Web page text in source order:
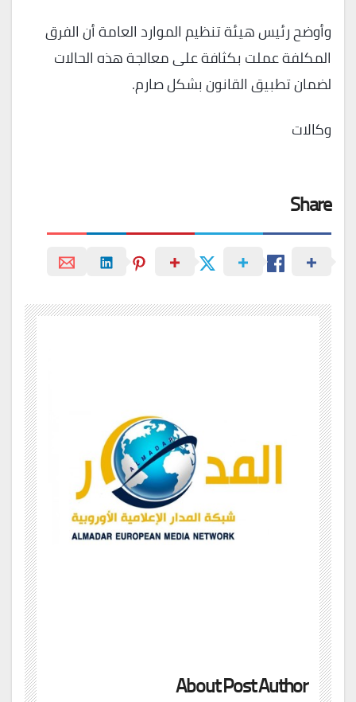
وأوضح رئيس هيئة تنظيم الموارد العامة أن الفرق
المكلفة عملت بكثافة على معالجة هذه الحالات
لضمان تطبيق القانون بشكل صارم.
وكالات
Share
About Post Author